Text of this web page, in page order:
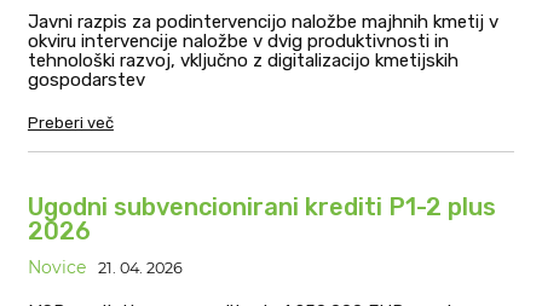
Javni razpis za podintervencijo naložbe majhnih kmetij v
okviru intervencije naložbe v dvig produktivnosti in
tehnološki razvoj, vključno z digitalizacijo kmetijskih
gospodarstev
Preberi več
Ugodni subvencionirani krediti P1-2 plus
2026
Novice 21. 04. 2026